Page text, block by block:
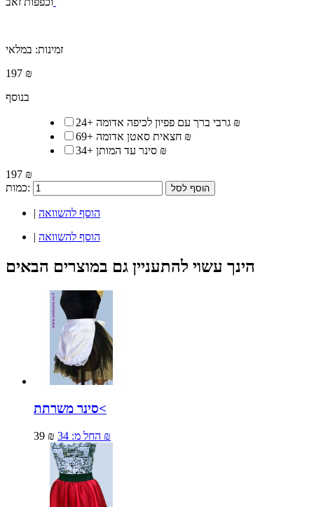
זמינות: במלאי
197 ₪
בנוסף
גרבי ברך עם פפיון לכיפה אדומה +
24 ₪
חצאית סאטן אדומה +
69 ₪
סינר עד המותן +
34 ₪
197 ₪
כמות:
הוסף לסל
| הוסף להשוואה
| הוסף להשוואה
הינך עשוי להתעניין גם במוצרים הבאים
סינר משרתת<
39 ₪ החל מ: 34 ₪